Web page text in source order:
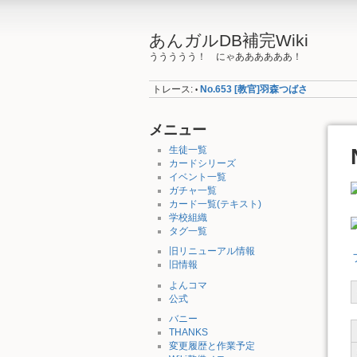
あんガルDB補完Wiki
ううううう！ にゃああああああ！
トレース: • No.653 [教官]羽森つばさ
メニュー
生徒一覧
カードシリーズ
イベント一覧
ガチャ一覧
カード一覧(テキスト)
学校組織
タグ一覧
旧リニューアル情報
旧情報
よんコマ
公式
バニー
THANKS
変更履歴と作業予定